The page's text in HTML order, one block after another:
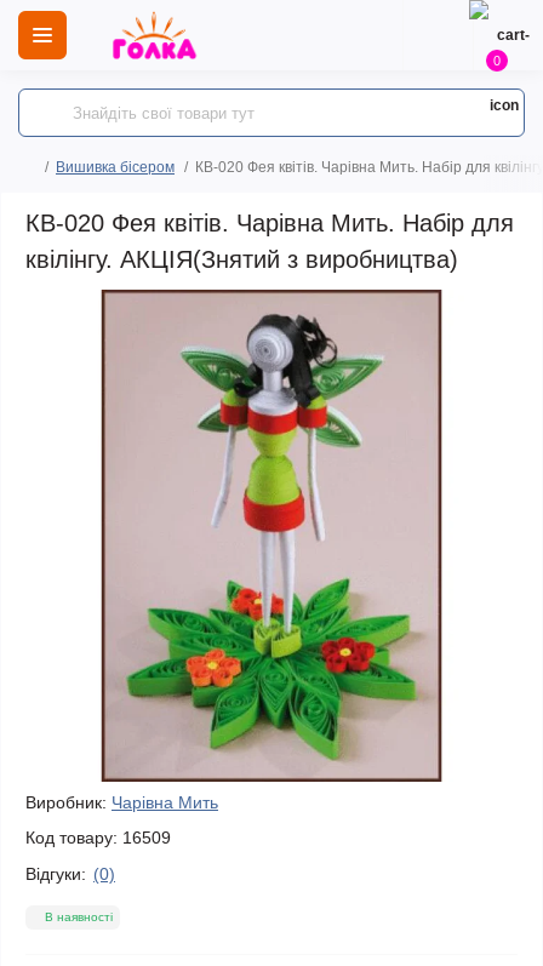
0
Вишивка бісером КВ-020 Фея квітів. Чарівна Мить. Набір для
КВ-020 Фея квітів. Чарівна Мить. Набір для
квілінгу. АКЦІЯ(Знятий з виробництва)
Виробник: Чарівна Мить
Код товару: 16509
Відгуки: (0)
В наявності